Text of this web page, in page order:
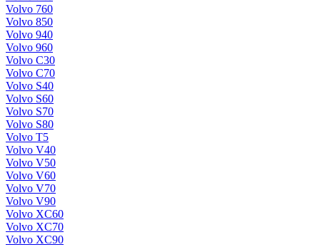
Volvo 760
Volvo 850
Volvo 940
Volvo 960
Volvo C30
Volvo C70
Volvo S40
Volvo S60
Volvo S70
Volvo S80
Volvo T5
Volvo V40
Volvo V50
Volvo V60
Volvo V70
Volvo V90
Volvo XC60
Volvo XC70
Volvo XC90